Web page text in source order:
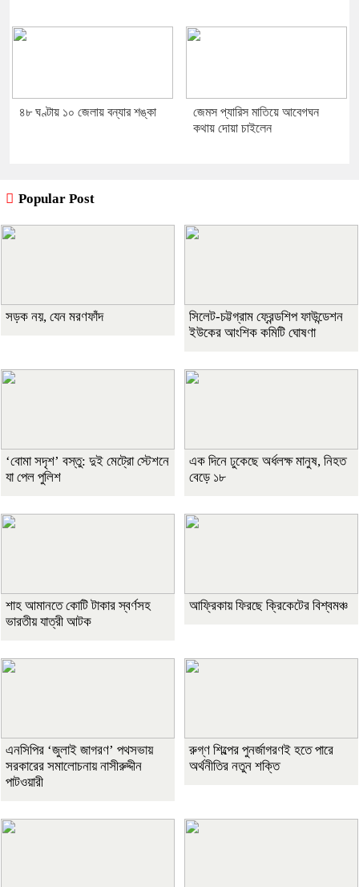
৪৮ ঘণ্টায় ১০ জেলায় বন্যার শঙ্কা
জেমস প্যারিস মাতিয়ে আবেগঘন
কথায় দোয়া চাইলেন
Popular Post
সড়ক নয়, যেন মরণফাঁদ
সিলেট-চট্টগ্রাম ফ্রেন্ডশিপ ফাউন্ডেশন
ইউকের আংশিক কমিটি ঘোষণা
‘বোমা সদৃশ’ বস্তু: দুই মেট্রো স্টেশনে
যা পেল পুলিশ
এক দিনে ঢুকেছে অর্ধলক্ষ মানুষ, নিহত
বেড়ে ১৮
শাহ আমানতে কোটি টাকার স্বর্ণসহ
ভারতীয় যাত্রী আটক
আফ্রিকায় ফিরছে ক্রিকেটের বিশ্বমঞ্চ
এনসিপির ‘জুলাই জাগরণ’ পথসভায়
সরকারের সমালোচনায় নাসীরুদ্দীন
পাটওয়ারী
রুগ্ণ শিল্পের পুনর্জাগরণই হতে পারে
অর্থনীতির নতুন শক্তি